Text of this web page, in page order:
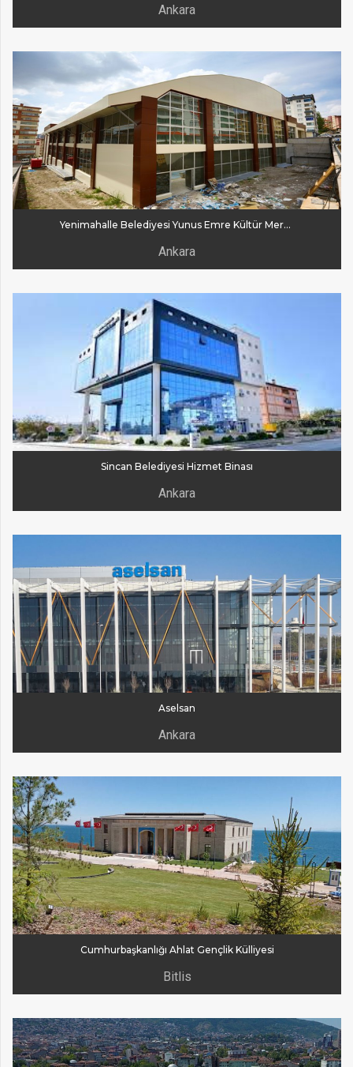
Ankara
Yenimahalle Belediyesi Yunus Emre Kültür Merkezi
Ankara
Sincan Belediyesi Hizmet Binası
Ankara
Aselsan
Ankara
Cumhurbaşkanlığı Ahlat Gençlik Külliyesi
Bitlis